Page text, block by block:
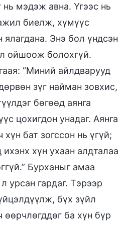
нь мэдэж авна. Үгээс нь
биелж, хүмүүс
Энэ бол үндсэн
ойшоож болохгүй.
“Миний айлдварууд
зүг найман зовхис,
бөгөөд аянга
цохигдон унадаг. Аянга
хүн бат зогссон нь үгүй;
хүн ухаан алдталаа
Бурханыг амаа
урсан гардаг. Тэрээр
бүх зүйл
өөрчлөгддөг ба хүн бүр